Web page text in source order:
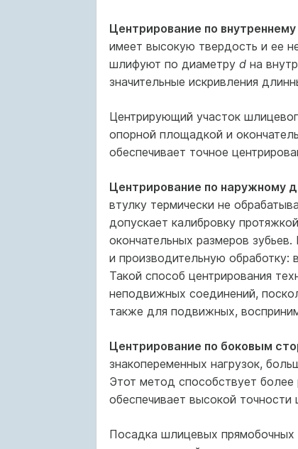
Центрирование по
имеет высокую твердость и ее
шлифуют по диаметру dна
значительные искривления
Центрирующий участок
опорной площадкой и
обеспечивает точное
Центрирование по наружному
втулку термически не
допускает калибровку
окончательных размеров
и производительную обработку:
Такой способ центрирования
неподвижных соединений,
также для подвижных,
Центрирование по боковым
знакопеременных нагрузок,
Этот метод способствует
обеспечивает высокой
Посадка шлицевых